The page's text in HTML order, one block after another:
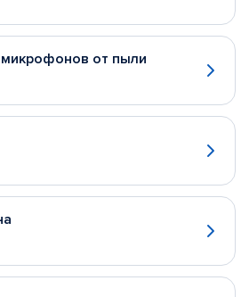
микрофонов от пыли